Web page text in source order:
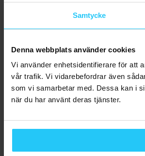
Samtycke
Denna webbplats använder cookies
Vi använder enhetsidentifierare för att
vår trafik. Vi vidarebefordrar även
som vi samarbetar med. Dessa kan i
när du har använt deras tjänster.